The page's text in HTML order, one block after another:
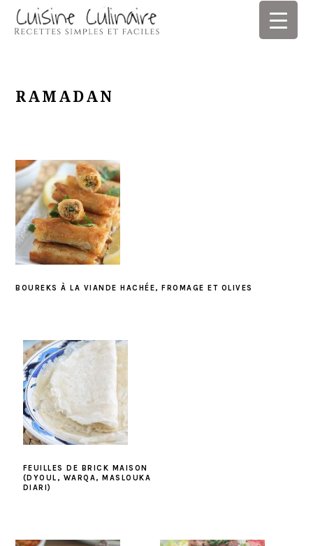
Skip
Skip
Skip
Skip
RAMADAN
BOUREKS À LA VIANDE HACHÉE, FROMAGE ET OLIVES
FEUILLES DE BRICK MAISON
(DYOUL, WARQA, MASLOUKA
DIARI)